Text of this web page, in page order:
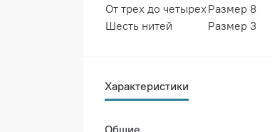
От трех до четырехРазмер 8
Шесть нитей
Размер 3
Характеристики